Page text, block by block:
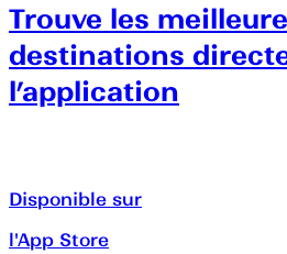
Trouve les
destinations
l’application
Disponible sur
l'App Store